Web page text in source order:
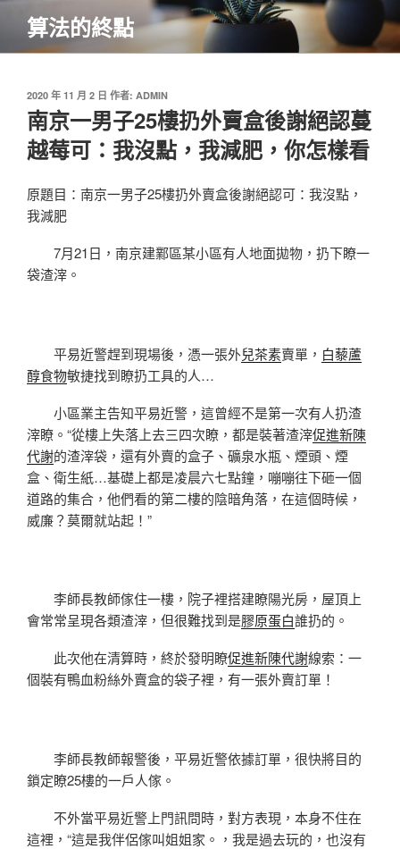
主
算法的終點
發
佈
於
2020 年 11 月 2 日 作者: ADMIN
南京一男子25樓扔外賣盒後謝絕認蔓
越莓可：我沒點，我減肥，你怎樣看
原題目：南京一男子25樓扔外賣盒後謝絕認可：我沒點，
我減肥
7月21日，南京建鄴區某小區有人地面拋物，扔下瞭一
袋渣滓。
平易近警趕到現場後，憑一張外兒茶素賣單， 白藜蘆
醇食物敏捷找到瞭扔工具的人…
小區業主告知平易近警，這曾經不是第一次有人扔渣
滓瞭。“從樓上失落上去三四次瞭，都是裝著渣滓促進新陳
代謝的渣滓袋，還有外賣的盒子、礦泉水瓶、煙頭、煙
盒、衛生紙…基礎上都是凌晨六七點鐘，嘣嘣往下砸一個
道路的集合，他們看的第二樓的陰暗角落，在這個時候，
威廉？莫爾就站起！”
李師長教師傢住一樓，院子裡搭建瞭陽光房，屋頂上
會常常呈現各類渣滓，但很難找到是膠原蛋白誰扔的。
此次他在清算時，終於發明瞭促進新陳代謝線索：一
個裝有鴨血粉絲外賣盒的袋子裡，有一張外賣訂單！
李師長教師報警後，平易近警依據訂單，很快將目的
鎖定瞭25樓的一戶人傢。
不外當平易近警上門訊問時，對方表現，本身不住在
這裡，“這是我伴侶傢叫姐姐家。，我是過去玩的，也沒有